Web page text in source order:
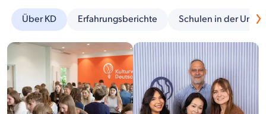
Über KD Erfahrungsberichte Schulen in der